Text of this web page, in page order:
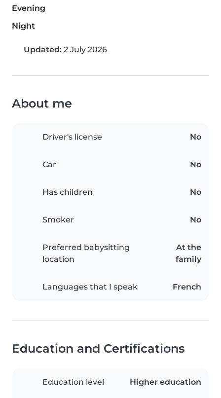
Evening
Night
Updated: 2 July 2026
About me
Driver's license No
Car No
Has children No
Smoker No
Preferred babysitting
location
At the
family
Languages that I speak French
Education and Certifications
Education level Higher education